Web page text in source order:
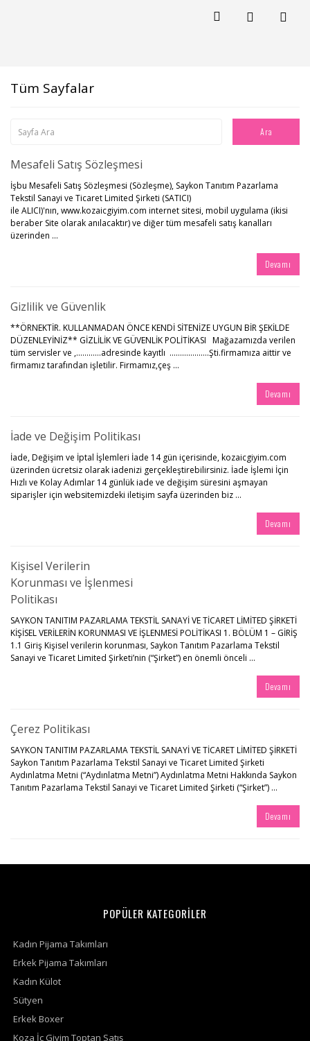
Tüm Sayfalar
Mesafeli Satış Sözleşmesi
İşbu Mesafeli Satış Sözleşmesi (Sözleşme), Saykon Tanıtım Pazarlama
Tekstil Sanayi ve Ticaret Limited Şirketi (SATICI)
ile ALICI)'nın, www.kozaicgiyim.com internet sitesi, mobil uygulama (ikisi
beraber Site olarak anılacaktır) ve diğer tüm mesafeli satış kanalları
üzerinden ...
Devamı
Gizlilik ve Güvenlik
**ÖRNEKTİR. KULLANMADAN ÖNCE KENDİ SİTENİZE UYGUN BİR ŞEKİLDE
DÜZENLEYİNİZ** GİZLİLİK VE GÜVENLİK POLİTİKASI Mağazamızda verilen
tüm servisler ve ,…………adresinde kayıtlı ……………….Şti.firmamıza aittir ve
firmamız tarafından işletilir. Firmamız,çeş ...
Devamı
İade ve Değişim Politikası
İade, Değişim ve İptal İşlemleri İade 14 gün içerisinde, kozaicgiyim.com
üzerinden ücretsiz olarak iadenizi gerçekleştirebilirsiniz. İade İşlemi İçin
Hızlı ve Kolay Adımlar 14 günlük iade ve değişim süresini aşmayan
siparişler için websitemizdeki iletişim sayfa üzerinden biz ...
Devamı
Kişisel Verilerin
Korunması ve İşlenmesi
Politikası
SAYKON TANITIM PAZARLAMA TEKSTİL SANAYİ VE TİCARET LİMİTED ŞİRKETİ
KİŞİSEL VERİLERİN KORUNMASI VE İŞLENMESİ POLİTİKASI 1. BÖLÜM 1 – GİRİŞ
1.1 Giriş Kişisel verilerin korunması, Saykon Tanıtım Pazarlama Tekstil
Sanayi ve Ticaret Limited Şirketi’nin (“Şirket”) en önemli önceli ...
Devamı
Çerez Politikası
SAYKON TANITIM PAZARLAMA TEKSTİL SANAYİ VE TİCARET LİMİTED ŞİRKETİ
Saykon Tanıtım Pazarlama Tekstil Sanayi ve Ticaret Limited Şirketi
Aydınlatma Metni (“Aydınlatma Metni”) Aydınlatma Metni Hakkında Saykon
Tanıtım Pazarlama Tekstil Sanayi ve Ticaret Limited Şirketi (“Şirket”) ...
Devamı
POPÜLER KATEGORİLER
Kadın Pijama Takımları
Erkek Pijama Takımları
Kadın Külot
Sütyen
Erkek Boxer
Koza İç Giyim Toptan Satış